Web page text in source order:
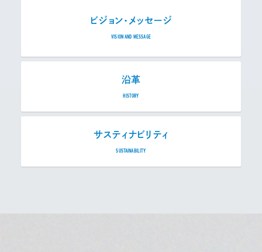
ビジョン・メッセージ
VISION AND MESSAGE
沿革
HISTORY
サスティナビリティ
SUSTAINABILITY